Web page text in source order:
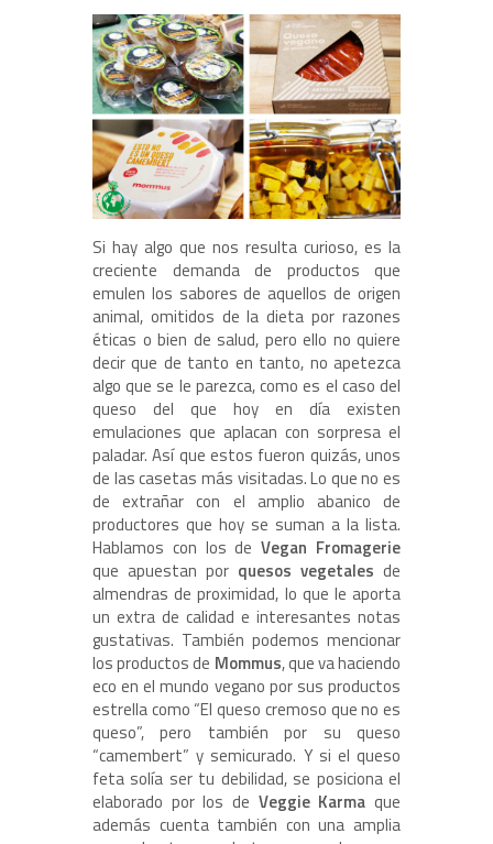
Si hay algo que nos resulta curioso, es la
creciente demanda de productos que
emulen los sabores de aquellos de origen
animal, omitidos de la dieta por razones
éticas o bien de salud, pero ello no quiere
decir que de tanto en tanto, no apetezca
algo que se le parezca, como es el caso del
queso del que hoy en día existen
emulaciones que aplacan con sorpresa el
paladar. Así que estos fueron quizás, unos
de las casetas más visitadas. Lo que no es
de extrañar con el amplio abanico de
productores que hoy se suman a la lista.
Hablamos con los deVegan Fromagerie
que apuestan por quesos vegetales de
almendras de proximidad, lo que le aporta
un extra de calidad e interesantes notas
gustativas. También podemos mencionar
los productos de Mommus, que va haciendo
eco en el mundo vegano por sus productos
estrella como “El queso cremoso que no es
queso”, pero también por su queso
“camembert” y semicurado. Y si el queso
feta solía ser tu debilidad, se posiciona el
elaborado por los de Veggie Karma que
además cuenta también con una amplia